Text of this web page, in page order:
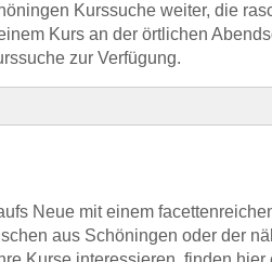
Kurssuche weiter, die
Kurs an der örtlichen
zur Verfügung.
Neue mit einem
aus Schöningen oder der